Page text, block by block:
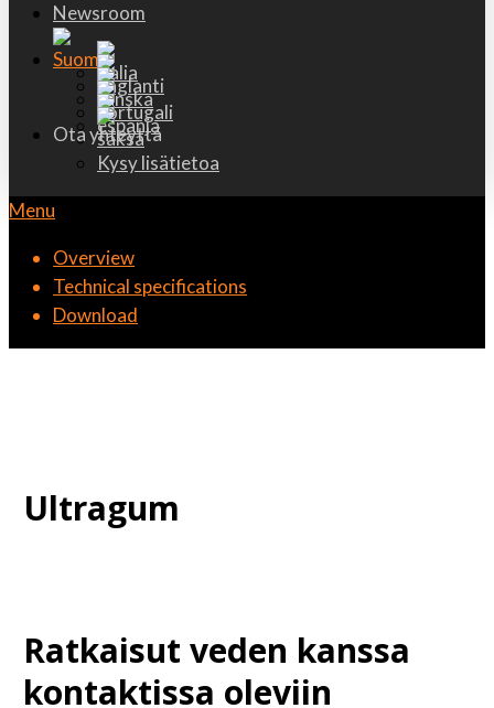
Newsroom
Ota yhteyttä
Kysy lisätietoa
Menu
Overview
Technical specifications
Download
Ultragum
Ratkaisut veden kanssa
kontaktissa oleviin